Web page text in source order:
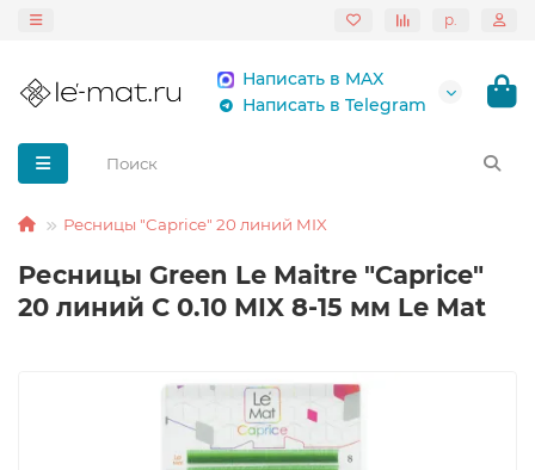
р.
Написать в MAX
Написать в Telegram
Ресницы "Caprice" 20 линий MIX
Ресницы Green Le Maitre "Caprice"
20 линий C 0.10 MIX 8-15 мм Le Mat